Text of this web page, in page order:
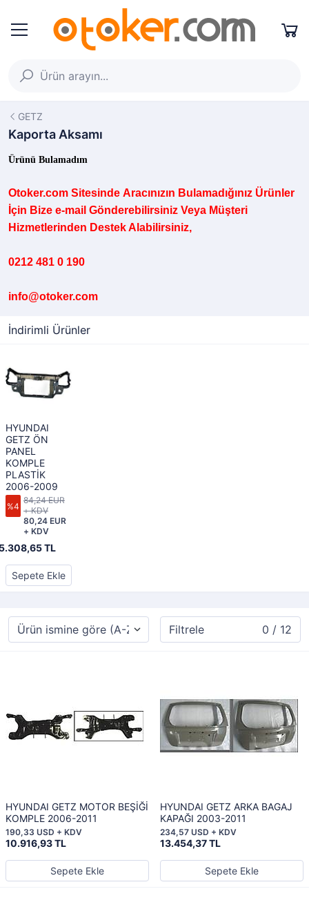
GETZ
Kaporta Aksamı
Ürünü Bulamadım
Otoker.com Sitesinde Aracınızın Bulamadığınız Ürünler
İçin Bize e-mail Gönderebilirsiniz Veya Müşteri
Hizmetlerinden Destek Alabilirsiniz,
0212 481 0 190
info@otoker.com
İndirimli Ürünler
HYUNDAI
GETZ ÖN
PANEL
KOMPLE
PLASTİK
2006-2009
%4
TL
80,24 EUR
+ KDV
84,24 EUR
+ KDV
Sepete Ekle
Filtrele 0 / 12
HYUNDAI GETZ MOTOR BEŞİĞİ
KOMPLE 2006-2011
10.916,93 TL
190,33 USD + KDV
Sepete Ekle
HYUNDAI GETZ ARKA BAGAJ
KAPAĞI 2003-2011
13.454,37 TL
234,57 USD + KDV
Sepete Ekle